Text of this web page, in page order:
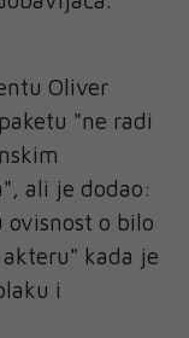
Oliver
"ne radi
ali je dodao:
o bilo
kada je
i